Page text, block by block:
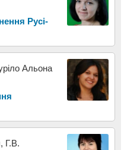
Русі-
Альона
Г.В.